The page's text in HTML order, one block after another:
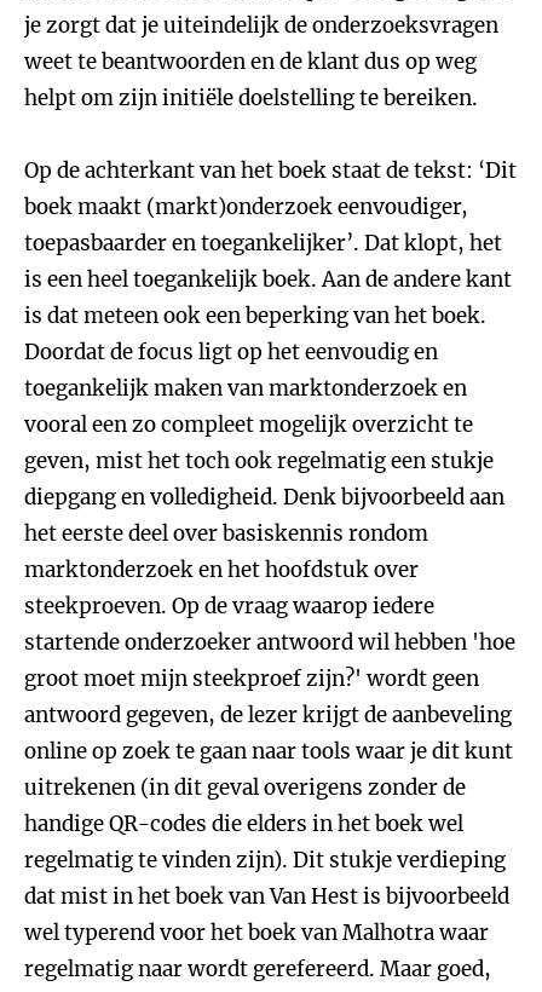
je zorgt dat je uiteindelijk de onderzoeksvragen
weet te beantwoorden en de klant dus op weg
helpt om zijn initiële doelstelling te bereiken.
Op de achterkant van het boek staat de tekst: ‘Dit
boek maakt (markt)onderzoek eenvoudiger,
toepasbaarder en toegankelijker’. Dat klopt, het
is een heel toegankelijk boek. Aan de andere kant
is dat meteen ook een beperking van het boek.
Doordat de focus ligt op het eenvoudig en
toegankelijk maken van marktonderzoek en
vooral een zo compleet mogelijk overzicht te
geven, mist het toch ook regelmatig een stukje
diepgang en volledigheid. Denk bijvoorbeeld aan
het eerste deel over basiskennis rondom
marktonderzoek en het hoofdstuk over
steekproeven. Op de vraag waarop iedere
startende onderzoeker antwoord wil hebben 'hoe
groot moet mijn steekproef zijn?' wordt geen
antwoord gegeven, de lezer krijgt de aanbeveling
online op zoek te gaan naar tools waar je dit kunt
uitrekenen (in dit geval overigens zonder de
handige QR-codes die elders in het boek wel
regelmatig te vinden zijn). Dit stukje verdieping
dat mist in het boek van Van Hest is bijvoorbeeld
wel typerend voor het boek van Malhotra waar
regelmatig naar wordt gerefereerd. Maar goed,